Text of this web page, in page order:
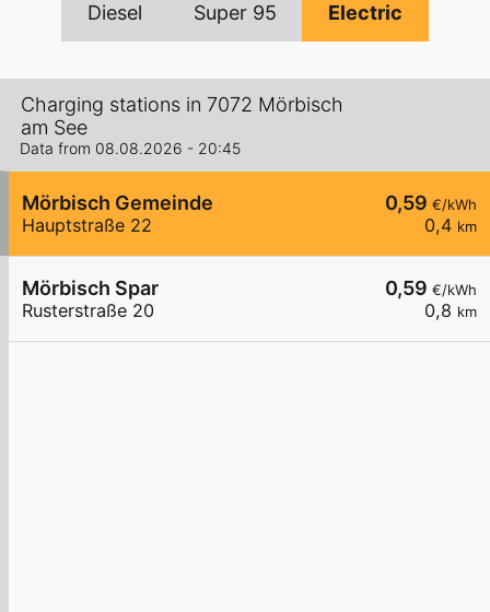
Diesel Super 95 Electric
Charging stations in 7072 Mörbisch
am See
Data from 08.08.2026 - 20:45
0,59 €/kWh
0,4 km
Mörbisch Gemeinde
Hauptstraße 22
0,59 €/kWh
0,8 km
Mörbisch Spar
Rusterstraße 20